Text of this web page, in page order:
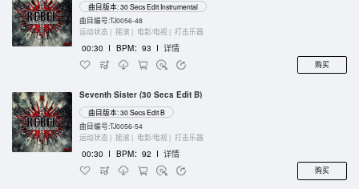
曲目版本: 30 Secs Edit Instrumental
曲目编号:TJ0056-48
运动状态 | 摇滚 | 电影/电视 | 打击乐器
00:30 I BPM：93 I 详情
购买
Seventh Sister (30 Secs Edit B)
曲目版本: 30 Secs Edit B
曲目编号:TJ0056-54
运动状态 | 摇滚 | 电影/电视 | 打击乐器
00:30 I BPM：92 I 详情
购买